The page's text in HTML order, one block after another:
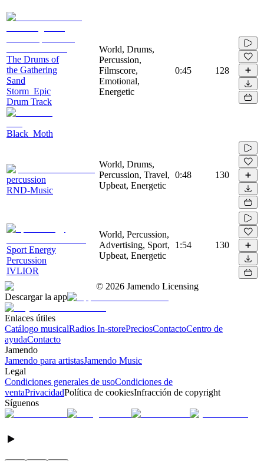
The Drums of
the Gathering
Sand
Storm_Epic
Drum Track
Black_Moth
World, Drums,
Percussion,
Filmscore,
Emotional,
Energetic
0:45 128
percussion
RND-Music
World, Drums,
Percussion, Travel,
Upbeat, Energetic
0:48 130
Sport Energy
Percussion
IVLIOR
World, Percussion,
Advertising, Sport,
Upbeat, Energetic
1:54 130
© 2026 Jamendo Licensing
Descargar la app
Enlaces útiles
Catálogo musicalRadios In-storePreciosContactoCentro de
ayudaContacto
Jamendo
Jamendo para artistasJamendo Music
Legal
Condiciones generales de usoCondiciones de
ventaPrivacidadPolítica de cookiesInfracción de copyright
Síguenos